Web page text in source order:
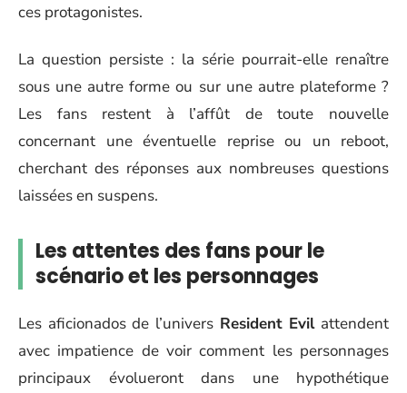
ces protagonistes.
La question persiste : la série pourrait-elle renaître
sous une autre forme ou sur une autre plateforme ?
Les fans restent à l’affût de toute nouvelle
concernant une éventuelle reprise ou un reboot,
cherchant des réponses aux nombreuses questions
laissées en suspens.
Les attentes des fans pour le
scénario et les personnages
Les aficionados de l’univers Resident Evilattendent
avec impatience de voir comment les personnages
principaux évolueront dans une hypothétique